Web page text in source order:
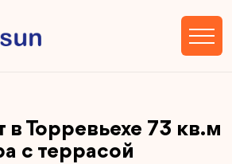
в Торревьехе 73 кв.м
с террасой